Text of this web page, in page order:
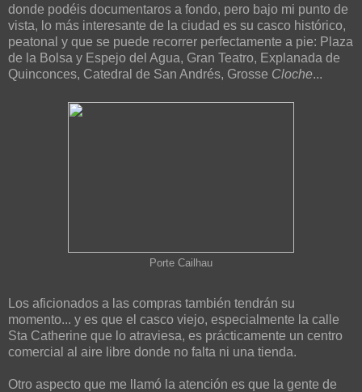
donde podéis documentaros a fondo, pero bajo mi punto de
vista, lo más interesante de la ciudad es su casco histórico,
peatonal y que se puede recorrer perfectamente a pie: Plaza
de la Bolsa y Espejo del Agua, Gran Teatro, Explanada de
Quinconces, Catedral de San Andrés, Grosse Cloche...
Porte Cailhau
Los aficionados a las compras también tendrán su
momento... y es que el casco viejo, especialmente la calle
Sta Catherine que lo atraviesa, es prácticamente un centro
comercial al aire libre donde no falta ni una tienda.
Otro aspecto que me llamó la atención es que la gente de